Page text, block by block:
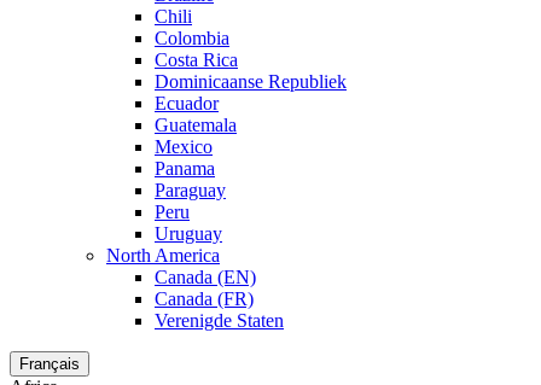
Chili
Colombia
Costa Rica
Dominicaanse Republiek
Ecuador
Guatemala
Mexico
Panama
Paraguay
Peru
Uruguay
North America
Canada (EN)
Canada (FR)
Verenigde Staten
Français